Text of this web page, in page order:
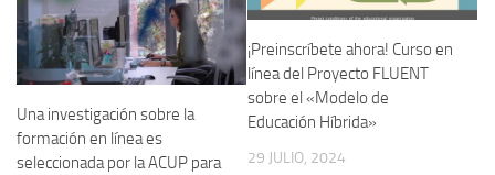
Una investigación sobre la
formación en línea es
seleccionada por la ACUP para
¡Preinscríbete ahora! Curso en
línea del Proyecto FLUENT
sobre el «Modelo de
Educación Híbrida»
29 JULIO, 2024